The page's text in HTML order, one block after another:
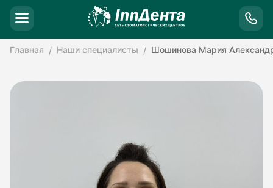
Главная Наши специалисты Шошинова Мария